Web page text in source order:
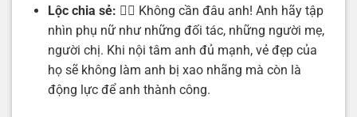
Lộc chia sẻ: 🙅‍♂️ Không cần đâu anh! Anh hãy tập
nhìn phụ nữ như những đối tác, những người mẹ,
người chị. Khi nội tâm anh đủ mạnh, vẻ đẹp của
họ sẽ không làm anh bị xao nhãng mà còn là
động lực để anh thành công.